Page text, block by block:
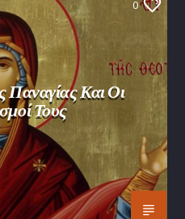
0
Παναγίας Και Οι
Τους